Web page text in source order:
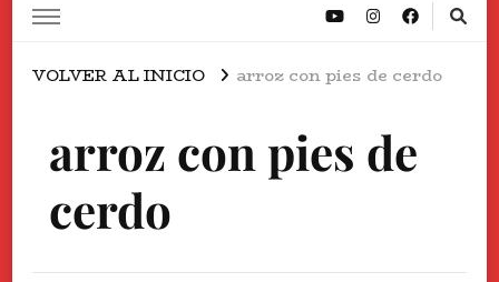
VOLVER AL INICIO arroz con pies de cerdo
arroz con pies de
cerdo